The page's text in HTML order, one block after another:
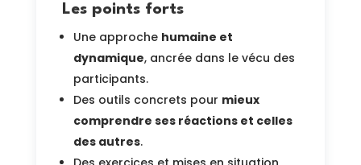
Les points forts
Une approche humaine et
dynamique, ancrée dans le vécu des
participants.
Des outils concrets pour mieux
comprendre ses réactions et celles
des autres.